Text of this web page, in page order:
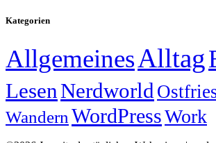
Kategorien
AllgemeinesAlltag
LesenNerdworld
Wandern WordPressWork